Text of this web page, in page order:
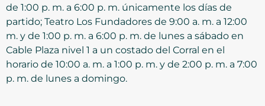
de 1:00 p. m. a 6:00 p. m. únicamente los días de
partido; Teatro Los Fundadores de 9:00 a. m. a 12:00
m. y de 1:00 p. m. a 6:00 p. m. de lunes a sábado en
Cable Plaza nivel 1 a un costado del Corral en el
horario de 10:00 a. m. a 1:00 p. m. y de 2:00 p. m. a 7:00
p. m. de lunes a domingo.